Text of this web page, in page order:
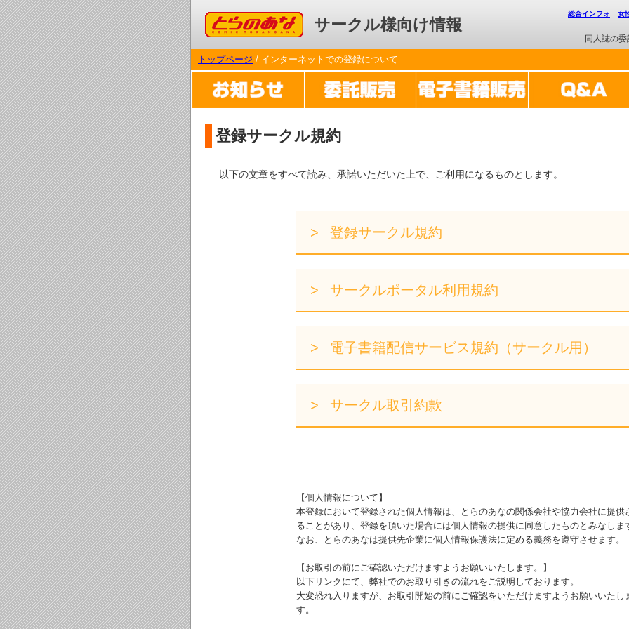
コミックとらのあな サークル様向け情報
同人誌の委
総合インフォ 女
トップページ / インターネットでの登録について
登録サークル規約
以下の文章をすべて読み、承諾いただいた上で、ご利用になるものとします。
登録サークル規約
サークルポータル利用規約
電子書籍配信サービス規約（サークル用）
サークル取引約款
【個人情報について】
本登録において登録された個人情報は、とらのあなの関係会社や協力会社に提供
ることがあり、登録を頂いた場合には個人情報の提供に同意したものとみなしま
なお、とらのあなは提供先企業に個人情報保護法に定める義務を遵守させます。
【お取引の前にご確認いただけますようお願いいたします。】
以下リンクにて、弊社でのお取り引きの流れをご説明しております。
大変恐れ入りますが、お取引開始の前にご確認をいただけますようお願いいたし
す。